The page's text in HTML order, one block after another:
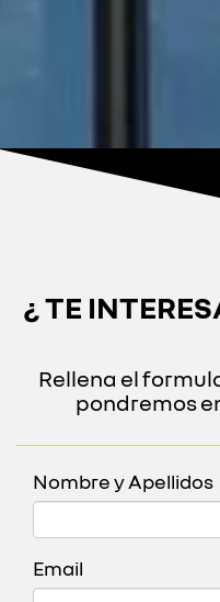
¿ TE
Rellena el
pondremos
Nombre y Apellidos
Email